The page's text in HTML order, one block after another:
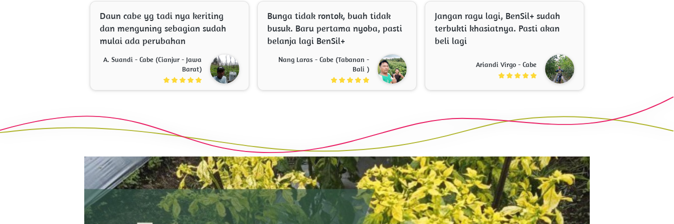
Daun cabe yg tadi nya keriting
dan menguning sebagian sudah
mulai ada perubahan
A. Suandi - Cabe (Cianjur - Jawa
Barat)
Bunga tidak rontok, buah tidak
busuk. Baru pertama nyoba, pasti
belanja lagi BenSil+
Nang Laras - Cabe (Tabanan -
Bali )
Jangan ragu lagi, BenSil+ sudah
terbukti khasiatnya. Pasti akan
beli lagi
Ariandi Virgo - Cabe